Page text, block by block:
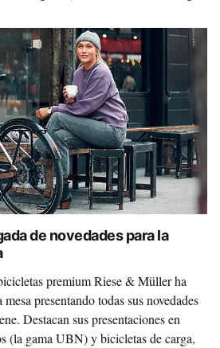
de novedades para la
premium Riese & Müller ha
presentando todas sus novedades
Destacan sus presentaciones en
(la gama UBN) y bicicletas de carga,